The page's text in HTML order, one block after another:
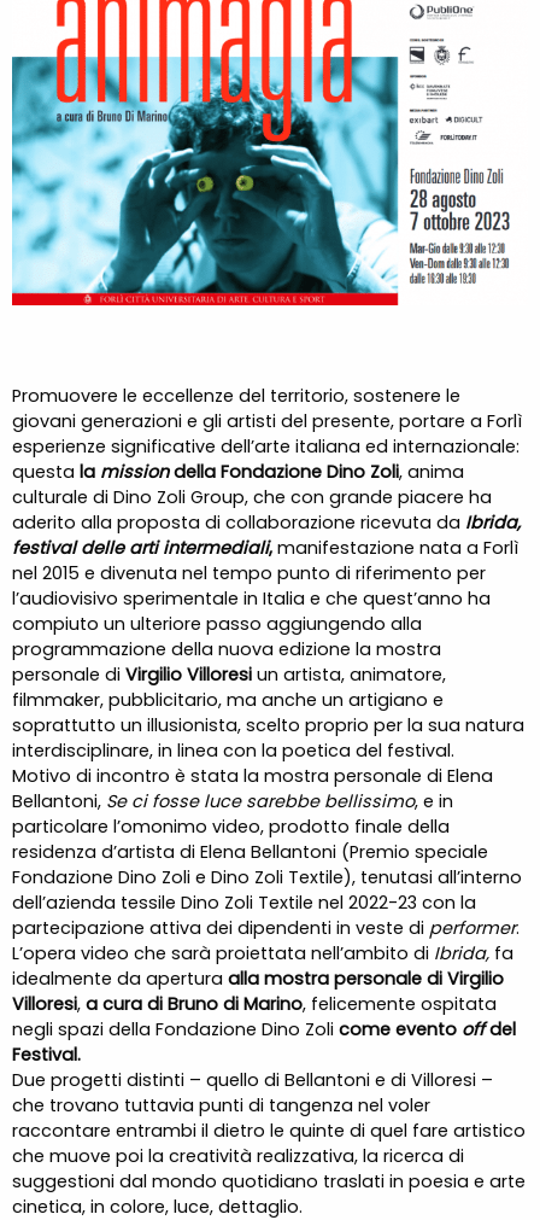
Promuovere le eccellenze del territorio, sostenere le
giovani generazioni e gli artisti del presente, portare a Forlì
esperienze significative dell’arte italiana ed internazionale:
questa la missiondella Fondazione Dino Zoli, anima
culturale di Dino Zoli Group, che con grande piacere ha
aderito alla proposta di collaborazione ricevuta da Ibrida,
festival delle arti intermediali, manifestazione nata a Forlì
nel 2015 e divenuta nel tempo punto di riferimento per
l’audiovisivo sperimentale in Italia e che quest’anno ha
compiuto un ulteriore passo aggiungendo alla
programmazione della nuova edizione la mostra
personale di Virgilio Villoresiun artista, animatore,
filmmaker, pubblicitario, ma anche un artigiano e
soprattutto un illusionista, scelto proprio per la sua natura
interdisciplinare, in linea con la poetica del festival.
Motivo di incontro è stata la mostra personale di Elena
Bellantoni, Se ci fosse luce sarebbe bellissimo, e in
particolare l’omonimo video, prodotto finale della
residenza d’artista di Elena Bellantoni (Premio speciale
Fondazione Dino Zoli e Dino Zoli Textile), tenutasi all’interno
dell’azienda tessile Dino Zoli Textile nel 2022-23 con la
partecipazione attiva dei dipendenti in veste di performer.
L’opera video che sarà proiettata nell’ambito di Ibrida, fa
idealmente da apertura alla mostra personale di Virgilio
Villoresi, a cura di Bruno di Marino, felicemente ospitata
negli spazi della Fondazione Dino Zoli come evento offdel
Festival.
Due progetti distinti – quello di Bellantoni e di Villoresi –
che trovano tuttavia punti di tangenza nel voler
raccontare entrambi il dietro le quinte di quel fare artistico
che muove poi la creatività realizzativa, la ricerca di
suggestioni dal mondo quotidiano traslati in poesia e arte
cinetica, in colore, luce, dettaglio.